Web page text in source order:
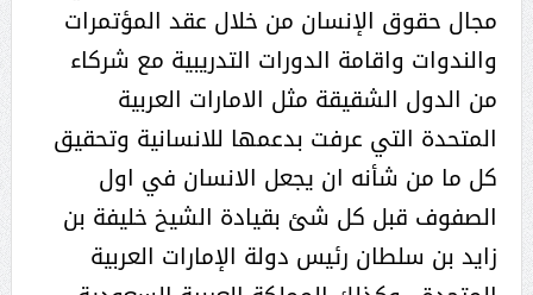
مجال حقوق الإنسان من خلال عقد المؤتمرات
والندوات واقامة الدورات التدريبية مع شركاء
من الدول الشقيقة مثل الامارات العربية
المتحدة التي عرفت بدعمها للانسانية وتحقيق
كل ما من شأنه ان يجعل الانسان في اول
الصفوف قبل كل شئ بقيادة الشيخ خليفة بن
زايد بن سلطان رئيس دولة الإمارات العربية